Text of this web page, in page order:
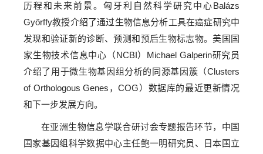
历程和未来前景。匈牙利自然科学研究中心Balázs
Győrffy教授介绍了通过生物信息分析工具在癌症研究中
发现和验证新的诊断、预测和预后生物标志物。美国国
家生物技术信息中心（NCBI）Michael Galperin研究员
介绍了用于微生物基因组分析的同源基因簇（Clusters
of Orthologous Genes，COG）数据库的最近更新情况
和下一步发展方向。
在亚洲生物信息学联合研讨会专题报告环节，中国
国家基因组科学数据中心主任鲍一明研究员、日本国立